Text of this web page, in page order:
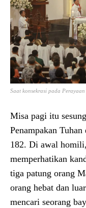
Saat konsekrasi pada
Misa pagi itu
Penampakan
182. Di awal
memperhatikan
tiga patung orang
orang hebat dan
mencari seorang